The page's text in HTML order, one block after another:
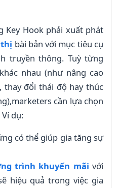
Key Hook phải xuất phát
bài bản với mục tiêu cụ
truyền thông. Tuỳ từng
nhau (như nâng cao
đổi thái độ hay thúc
cần lựa chọn
dụ:
có thể giúp gia tăng sự
trình khuyến mãi với
hiệu quả trong việc gia